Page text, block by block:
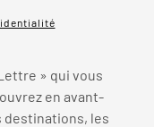
» qui vous
en avant-
destinations, les